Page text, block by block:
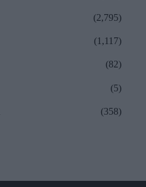
(2,795)
(1,117)
(82)
(5)
(358)